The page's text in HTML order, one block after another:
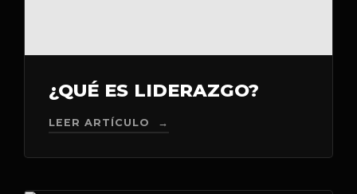
¿QUÉ ES LIDERAZGO?
LEER ARTÍCULO →